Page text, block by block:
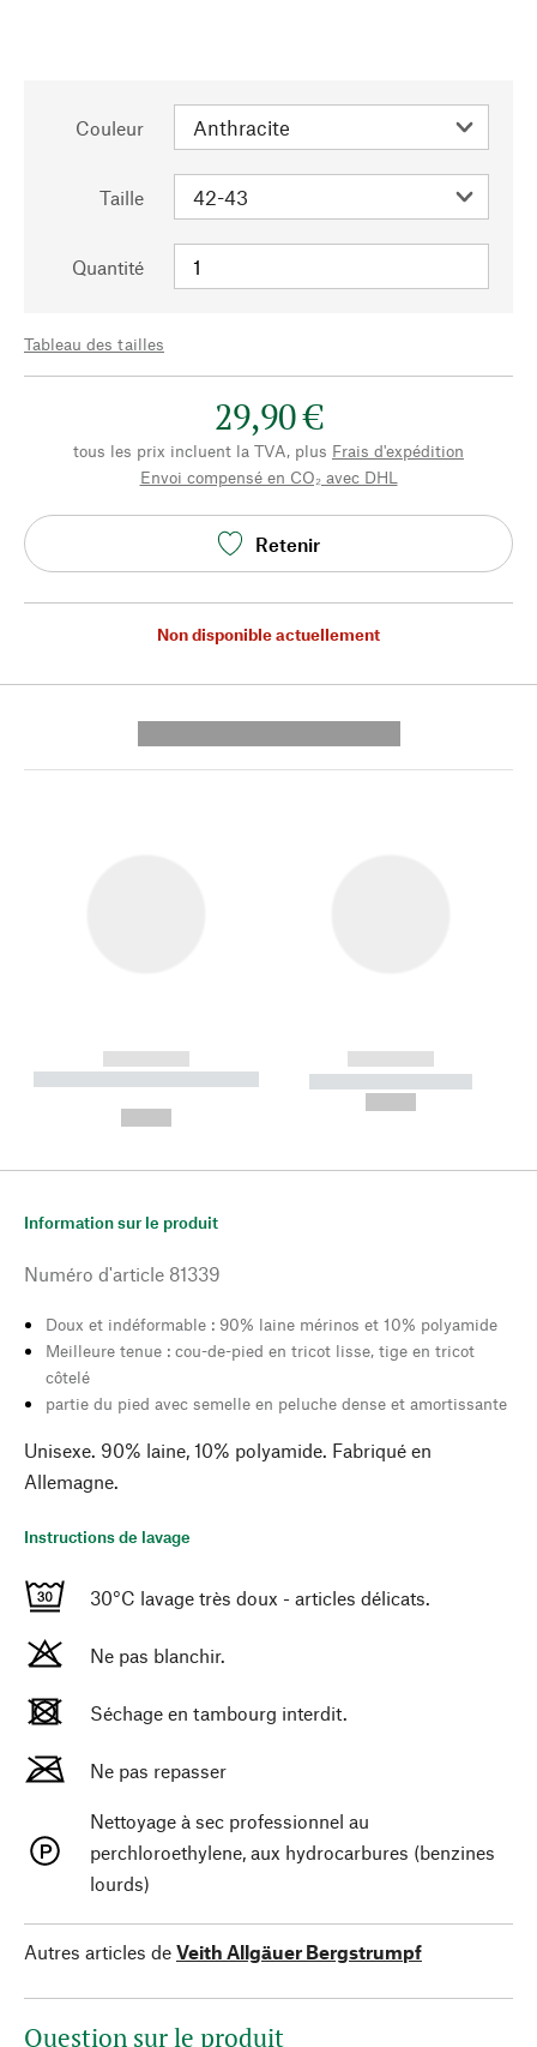
Couleur
Taille
Quantité
Tableau des tailles
29,90 €
tous les prix incluent la TVA, plus Frais d'expédition
Envoi compensé en CO₂ avec DHL
Retenir
Non disponible actuellement
------------
----------- ----------- --------
------------
----------- -----------
Information sur le produit
Numéro d'article 81339
Doux et indéformable : 90% laine mérinos et 10% polyamide
Meilleure tenue : cou-de-pied en tricot lisse, tige en tricot
côtelé
partie du pied avec semelle en peluche dense et amortissante
Unisexe. 90% laine, 10% polyamide. Fabriqué en
Allemagne.
Instructions de lavage
30°C lavage très doux - articles délicats.
Ne pas blanchir.
Séchage en tambourg interdit.
Ne pas repasser
Nettoyage à sec professionnel au
perchloroethylene, aux hydrocarbures (benzines
lourds)
Autres articles de Veith Allgäuer Bergstrumpf
Question sur le produit